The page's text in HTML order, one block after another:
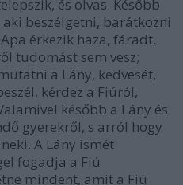
és olvas. Később
beszélgetni, barátkozni
érkezik haza, fáradt,
tudomást sem vesz;
a Lány, kedvesét,
kérdez a Fiúról,
később a Lány és
gyerekről, s arról hogy
A Lány ismét
fogadja a Fiú
mindent, amit a Fiú